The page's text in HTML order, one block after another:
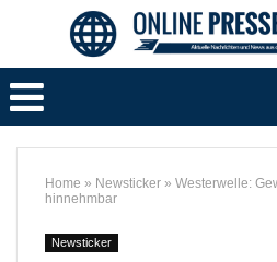
Home » Newsticker » Westerwelle:
hinnehmbar
Newsticker